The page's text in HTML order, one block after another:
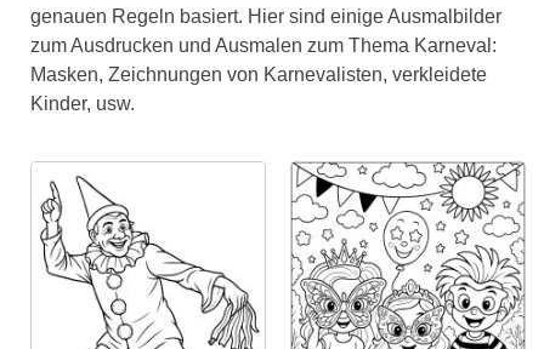
genauen Regeln basiert. Hier sind einige Ausmalbilder
zum Ausdrucken und Ausmalen zum Thema Karneval:
Masken, Zeichnungen von Karnevalisten, verkleidete
Kinder, usw.